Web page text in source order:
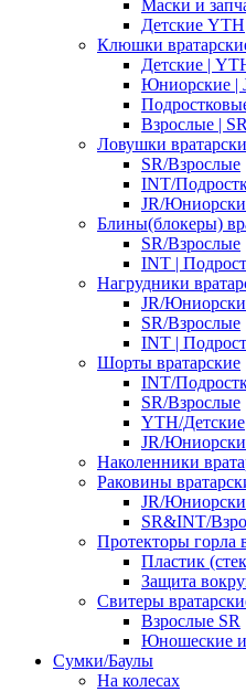
Маски и
Детские YTH
Клюшки
Детские |
Юниорские |
Взрослые | SR
Ловушки
SR/Взрослые
INT/
JR/
Блины(блокеры)
SR/Взрослые
INT |
Нагрудники
JR/
SR/Взрослые
INT |
Шорты вратарские
INT/
SR/Взрослые
YTH/Детские
JR/
Наколенники
Раковины
JR/
SR&INT/
Протекторы горла
Пластик
Защита
Свитеры
Взрослые SR
Юношеские и
Сумки/Баулы
На колесах